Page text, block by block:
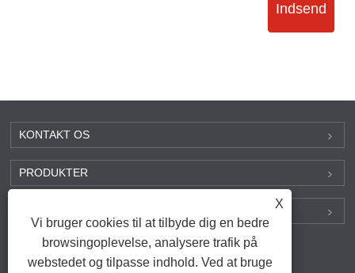
Indsend
KONTAKT OS
PRODUKTER
Links|Sitemap |RSS|XML|
X
Vi bruger cookies til at tilbyde dig en bedre
browsingoplevelse, analysere trafik på
webstedet og tilpasse indhold. Ved at bruge